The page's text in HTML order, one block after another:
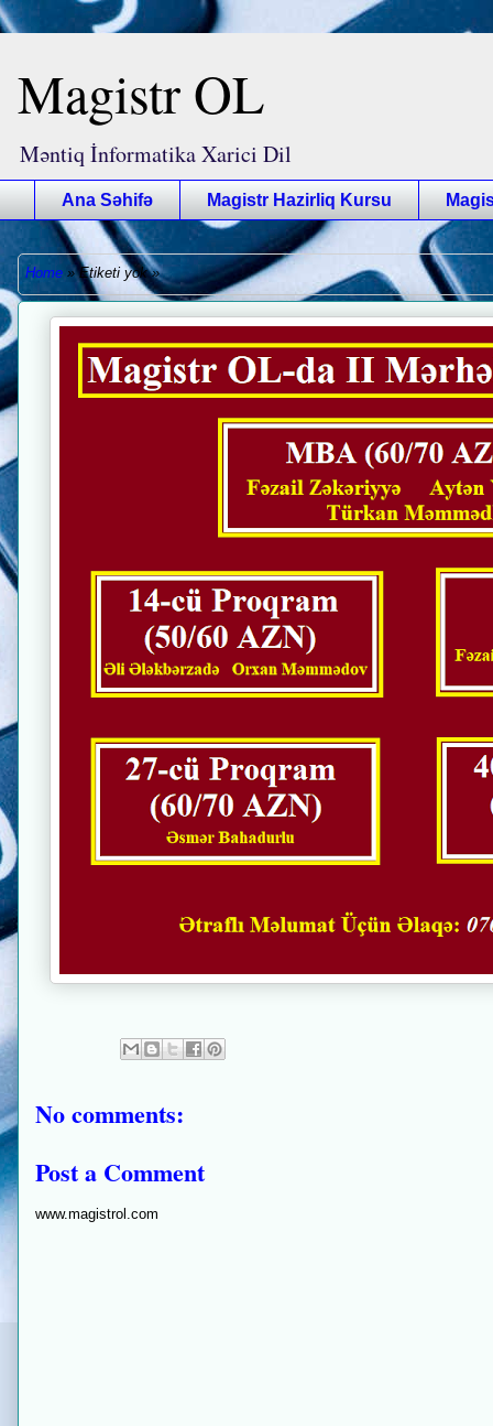
Magistr OL
Məntiq İnformatika Xarici Dil
Ana Səhifə Magistr Hazirliq Kursu
Home »Etiketi yok»
No comments:
Post a Comment
www.magistrol.com